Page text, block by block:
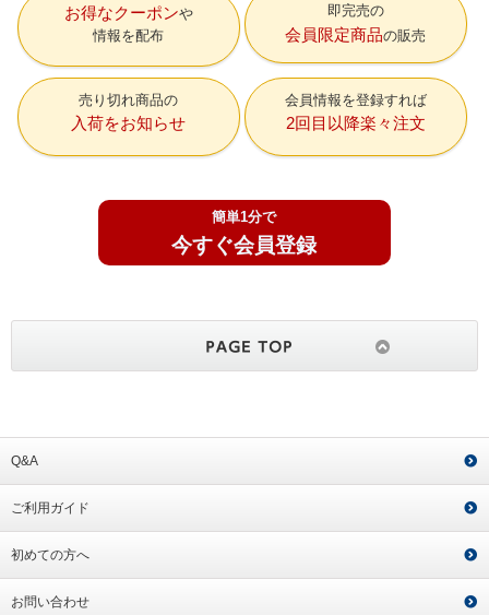
お得なクーポン
情報を配布
即完売の
会員限定商品の販売
売り切れ商品の
入荷をお知らせ
会員情報を登録すれば
2回目以降楽々注文
簡単1分で
今すぐ会員登録
Q&A
ご利用ガイド
初めての方へ
お問い合わせ